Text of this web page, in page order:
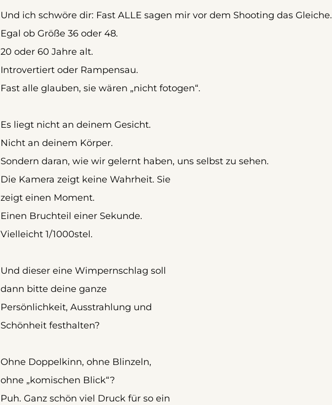
Und ich schwöre dir: Fast ALLE sagen mir vor dem Shooting das Gleiche.
Egal ob Größe 36 oder 48.
20 oder 60 Jahre alt.
Introvertiert oder Rampensau.
Fast alle glauben, sie wären „nicht fotogen“.
Es liegt nicht an deinem Gesicht.
Nicht an deinem Körper.
Sondern daran, wie wir gelernt haben, uns selbst zu sehen.
Die Kamera zeigt keine Wahrheit. Sie
zeigt einen Moment.
Einen Bruchteil einer Sekunde.
Vielleicht 1/1000stel.
Und dieser eine Wimpernschlag soll
dann bitte deine ganze
Persönlichkeit, Ausstrahlung und
Schönheit festhalten?
Ohne Doppelkinn, ohne Blinzeln,
ohne „komischen Blick“?
Puh. Ganz schön viel Druck für so ein